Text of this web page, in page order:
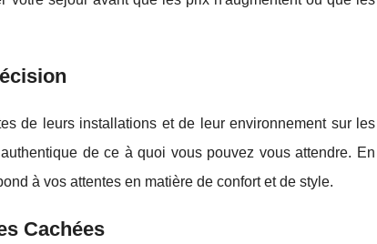
de leurs installations et de leur environnement sur les
de ce à quoi vous pouvez vous attendre. En
à vos attentes en matière de confort et de style.
Cachées